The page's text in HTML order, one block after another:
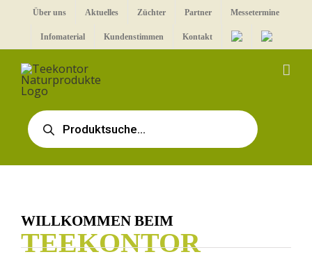
springen
Über uns Aktuelles Züchter Partner Messetermine
Infomaterial Kundenstimmen Kontakt
Products
search
WILLKOMMEN BEIM
TEEKONTOR